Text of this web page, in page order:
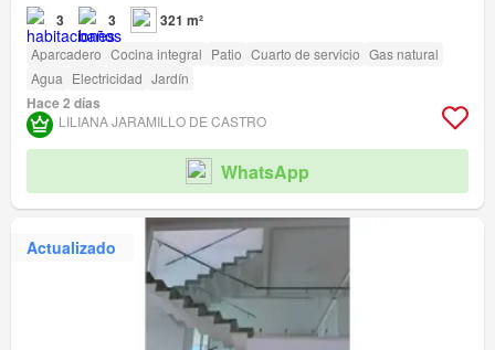
3 3 321 m²
Aparcadero Cocina integral Patio Cuarto de servicio Gas natural
Agua Electricidad Jardín
Hace 2 días
LILIANA JARAMILLO DE CASTRO
WhatsApp
Actualizado